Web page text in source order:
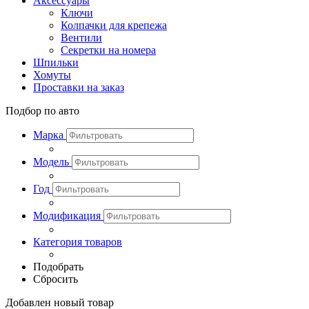
Ключи
Колпачки для крепежа
Вентили
Секретки на номера
Шпильки
Хомуты
Проставки на заказ
Подбор по авто
Марка
Модель
Год
Модификация
Категория товаров
Подобрать
Сбросить
Добавлен новый товар